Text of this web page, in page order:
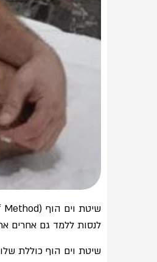
לנסות ללמד גם אחרים
שיטת וים הוף כוללת